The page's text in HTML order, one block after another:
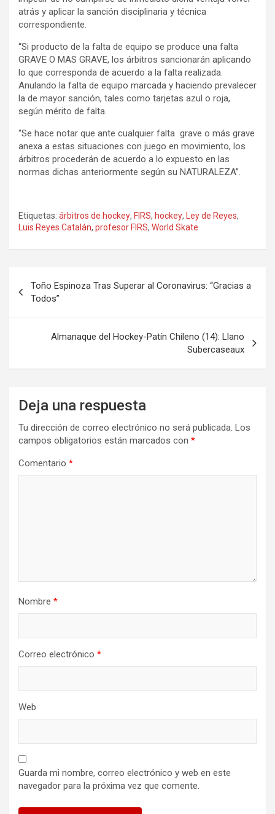
atrás y aplicar la sanción disciplinaria y técnica
correspondiente.
“Si producto de la falta de equipo se produce una falta
GRAVE O MAS GRAVE, los árbitros sancionarán aplicando
lo que corresponda de acuerdo a la falta realizada.
Anulando la falta de equipo marcada y haciendo prevalecer
la de mayor sanción, tales como tarjetas azul o roja,
según mérito de falta.
“Se hace notar que ante cualquier falta grave o más grave
anexa a estas situaciones con juego en movimiento, los
árbitros procederán de acuerdo a lo expuesto en las
normas dichas anteriormente según su NATURALEZA”.
Etiquetas: árbitros de hockey, FIRS, hockey, Ley de Reyes,
Luis Reyes Catalán, profesor FIRS, World Skate
de
entradas
Toño Espinoza Tras Superar al Coronavirus: “Gracias a
Todos”
Almanaque del Hockey-Patín Chileno (14): Llano
Subercaseaux
Deja una respuesta
Tu dirección de correo electrónico no será publicada. Los
campos obligatorios están marcados con *
Comentario *
Nombre *
Correo electrónico *
Web
Guarda mi nombre, correo electrónico y web en este
navegador para la próxima vez que comente.